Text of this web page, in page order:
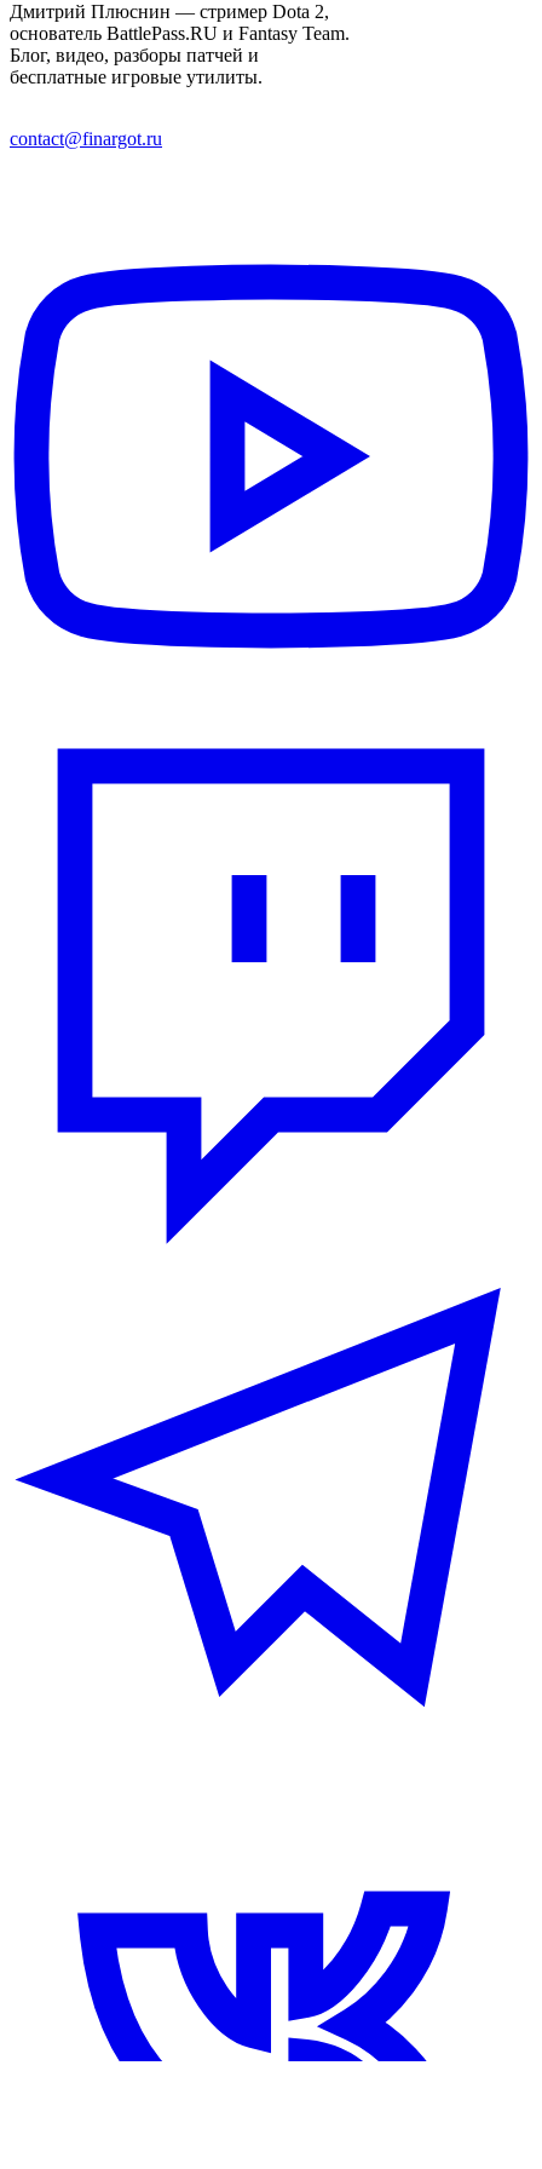
Дмитрий Плюснин — стример Dota 2,
основатель BattlePass.RU и Fantasy Team.
Блог, видео, разборы патчей и
бесплатные игровые утилиты.
contact@finargot.ru